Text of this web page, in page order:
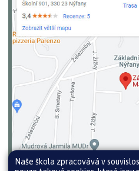
Naše škola zpracovává v